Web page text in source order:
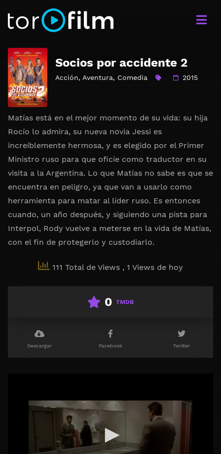
Socios por accidente 2
Acción, Aventura, Comedia 2015
Matías está en el mejor momento de su vida: su hija
Rocío lo admira, su nueva novia Jessi es
increíblemente hermosa, y es elegido por el Primer
Ministro ruso para que oficie como traductor en su
visita a la Argentina. Lo que Matías no sabe es que se
encuentra en peligro, ya que van a usarlo como
herramienta para matar al líder ruso. Es entonces
cuando, un año después, y siguiendo una pista para
Interpol, Rody vuelve a meterse en la vida de Matías,
con el fin de protegerlo y custodiarlo.
111 Total de Views , 1 Views de hoy
0 TMDB
Descargar Facebook Twitter